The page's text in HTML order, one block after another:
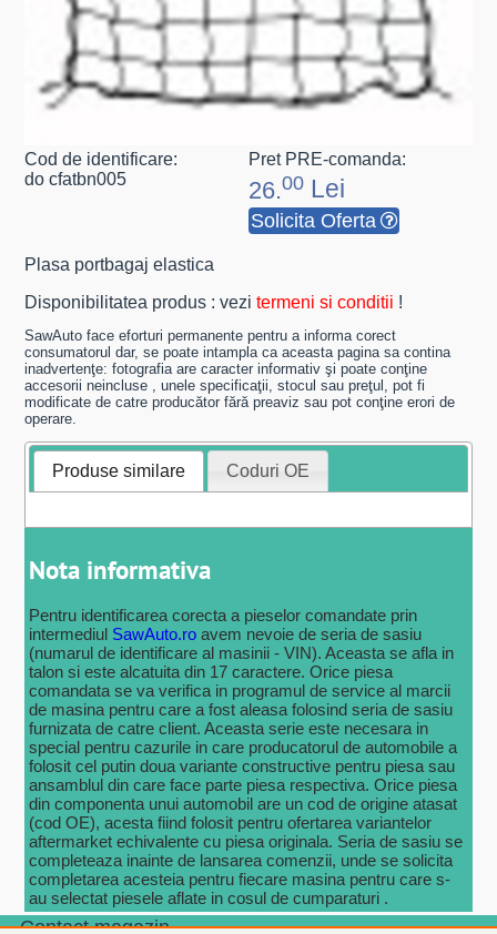
Cod de identificare:
do cfatbn005
Pret PRE-comanda:
26.00Lei
Solicita Oferta
Plasa portbagaj elastica
Disponibilitatea produs : vezitermeni si conditii !
SawAuto face eforturi permanente pentru a informa corect
consumatorul dar, se poate intampla ca aceasta pagina sa contina
inadvertenţe: fotografia are caracter informativ şi poate conţine
accesorii neincluse , unele specificaţii, stocul sau preţul, pot fi
modificate de catre producător fără preaviz sau pot conţine erori de
operare.
Produse similare Coduri OE
Nota informativa
Pentru identificarea corecta a pieselor comandate prin
intermediul SawAuto.ro avem nevoie de seria de sasiu
(numarul de identificare al masinii - VIN). Aceasta se afla in
talon si este alcatuita din 17 caractere. Orice piesa
comandata se va verifica in programul de service al marcii
de masina pentru care a fost aleasa folosind seria de sasiu
furnizata de catre client. Aceasta serie este necesara in
special pentru cazurile in care producatorul de automobile a
folosit cel putin doua variante constructive pentru piesa sau
ansamblul din care face parte piesa respectiva. Orice piesa
din componenta unui automobil are un cod de origine atasat
(cod OE), acesta fiind folosit pentru ofertarea variantelor
aftermarket echivalente cu piesa originala. Seria de sasiu se
completeaza inainte de lansarea comenzii, unde se solicita
completarea acesteia pentru fiecare masina pentru care s-
au selectat piesele aflate in cosul de cumparaturi .
Contact magazin